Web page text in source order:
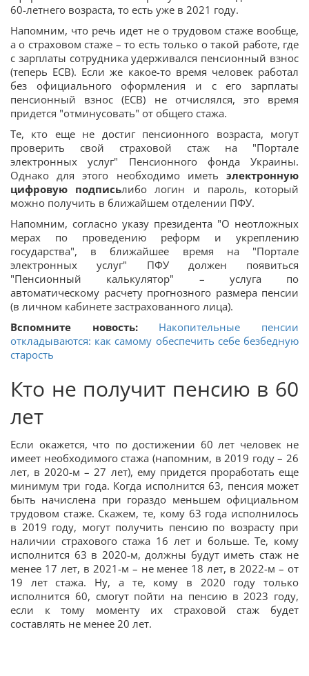
60-летнего возраста, то есть уже в 2021 году.
Напомним, что речь идет не о трудовом стаже вообще,
а о страховом стаже – то есть только о такой работе, где
с зарплаты сотрудника удерживался пенсионный взнос
(теперь ЕСВ). Если же какое-то время человек работал
без официального оформления и с его зарплаты
пенсионный взнос (ЕСВ) не отчислялся, это время
придется "отминусовать" от общего стажа.
Те, кто еще не достиг пенсионного возраста, могут
проверить свой страховой стаж на "Портале
электронных услуг" Пенсионного фонда Украины.
Однако для этого необходимо иметь электронную
цифровую подписьлибо логин и пароль, который
можно получить в ближайшем отделении ПФУ.
Напомним, согласно указу президента "О неотложных
мерах по проведению реформ и укреплению
государства", в ближайшее время на "Портале
электронных услуг" ПФУ должен появиться
"Пенсионный калькулятор" – услуга по
автоматическому расчету прогнозного размера пенсии
(в личном кабинете застрахованного лица).
Вспомните новость:
Накопительные пенсии
откладываются: как самому обеспечить себе безбедную
старость
Кто не получит пенсию в 60
лет
Если окажется, что по достижении 60 лет человек не
имеет необходимого стажа (напомним, в 2019 году – 26
лет, в 2020-м – 27 лет), ему придется проработать еще
минимум три года. Когда исполнится 63, пенсия может
быть начислена при гораздо меньшем официальном
трудовом стаже. Скажем, те, кому 63 года исполнилось
в 2019 году, могут получить пенсию по возрасту при
наличии страхового стажа 16 лет и больше. Те, кому
исполнится 63 в 2020-м, должны будут иметь стаж не
менее 17 лет, в 2021-м – не менее 18 лет, в 2022-м – от
19 лет стажа. Ну, а те, кому в 2020 году только
исполнится 60, смогут пойти на пенсию в 2023 году,
если к тому моменту их страховой стаж будет
составлять не менее 20 лет.